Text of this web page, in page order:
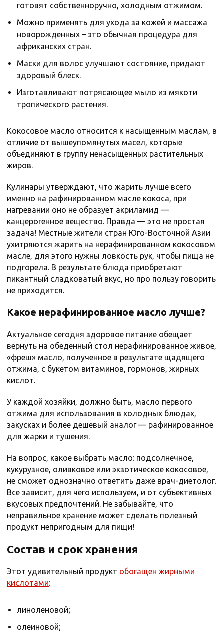
готовят собственноручно, холодным отжимом.
Можно применять для ухода за кожей и массажа
новорожденных – это обычная процедура для
африканских стран.
Маски для волос улучшают состояние, придают
здоровый блеск.
Изготавливают потрясающее мыло из мякоти
тропического растения.
Кокосовое масло относится к насыщенным маслам, в
отличие от вышеупомянутых масел, которые
объединяют в группу ненасыщенных растительных
жиров.
Кулинары утверждают, что жарить лучше всего
именно на рафинированном масле кокоса, при
нагревании оно не образует акриламид —
канцерогенное вещество. Правда — это не простая
задача! Местные жители стран Юго-Восточной Азии
ухитряются жарить на нерафинированном кокосовом
масле, для этого нужны ловкость рук, чтобы пища не
подгорела. В результате блюда приобретают
пикантный сладковатый вкус, но про пользу говорить
не приходится.
Какое нерафинированное масло лучше?
Актуальное сегодня здоровое питание обещает
вернуть на обеденный стол нерафинированное живое,
«фреш» масло, полученное в результате щадящего
отжима, с букетом витаминов, гормонов, жирных
кислот.
У каждой хозяйки, должно быть, масло первого
отжима для использования в холодных блюдах,
закусках и более дешевый аналог — рафинированное
для жарки и тушения.
На вопрос, какое выбрать масло: подсолнечное,
кукурузное, оливковое или экзотическое кокосовое,
не сможет однозначно ответить даже врач-диетолог.
Все зависит, для чего используем, и от субъективных
вкусовых предпочтений. Не забывайте, что
неправильное хранение может сделать полезный
продукт непригодным для пищи!
Состав и срок хранения
Этот удивительный продукт обогащен жирными
кислотами:
линоленовой;
олеиновой;